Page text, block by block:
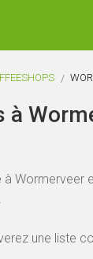
à Wormerveer
.
une liste